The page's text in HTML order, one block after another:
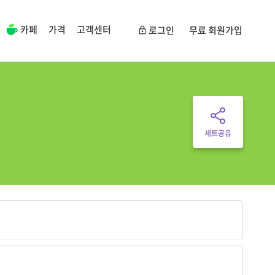
카페 가격 고객센터 로그인 무료 회원가입
세트공유